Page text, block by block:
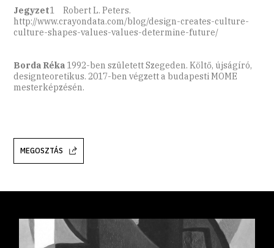
Jegyzet1 Robert L. Peters.
http://www.crayondata.com/blog/design-creates-culture-
culture-shapes-values-values-determine-future/
Borda Réka 1992-ben született Szegeden. Költő, újságíró,
designteoretikus. 2017-ben végzett a budapesti MOME
mesterképzésén.
MEGOSZTÁS